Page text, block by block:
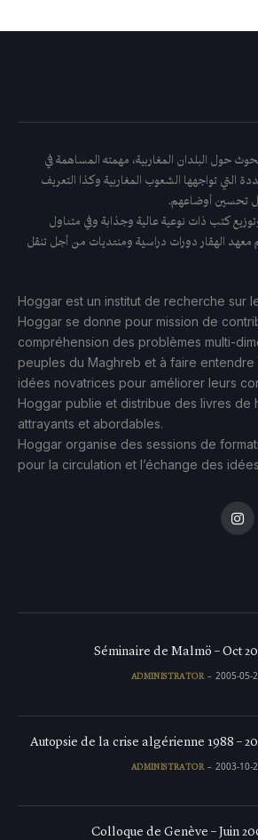
حول البلدان المغاربية، مهمته المساهمة في
التي تواجهها الشعوب المغاربية وكذا التعريف
تحسين أوضاعهم.
كتب ذات نوعية عالية وجذابة وفي متناول
معهد الهقار دورات دراسية ومنتديات من أجل تنقل
Hoggar est un institut de recherche sur
Hoggar se donne pour mission de
compréhension des problèmes multi-
peuples du Maghreb et à faire entendre
idées novatrices pour améliorer leurs
Hoggar publie et distribue des livres de
attrayants et abordables.
Hoggar organise des sessions de
pour la circulation et l’échange des
Instagram
Séminaire de Malmö – Oct
ADMINISTRATOR 2005-05-
Autopsie de la crise algérienne 1988 –
ADMINISTRATOR 2003-10-
Colloque de Genève – Juin